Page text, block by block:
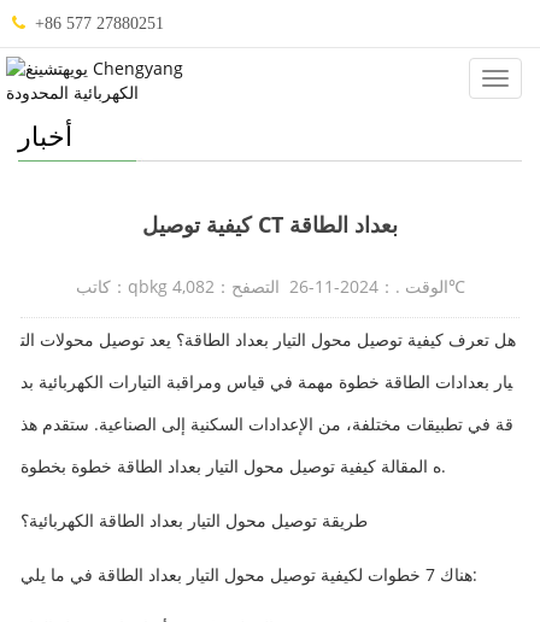
+86 577 27880251
تصنيف
.
أخبار
كيفية توصيل CT بعداد الطاقة
كاتب：qbkg الوقت .：2024-11-26 التصفح：4,082℃
هل تعرف كيفية توصيل محول التيار بعداد الطاقة؟ يعد توصيل محولات الت
يار بعدادات الطاقة خطوة مهمة في قياس ومراقبة التيارات الكهربائية بد
قة في تطبيقات مختلفة، من الإعدادات السكنية إلى الصناعية. ستقدم هذ
ه المقالة كيفية توصيل محول التيار بعداد الطاقة خطوة بخطوة.
طريقة توصيل محول التيار بعداد الطاقة الكهربائية؟
هناك 7 خطوات لكيفية توصيل محول التيار بعداد الطاقة في ما يلي: